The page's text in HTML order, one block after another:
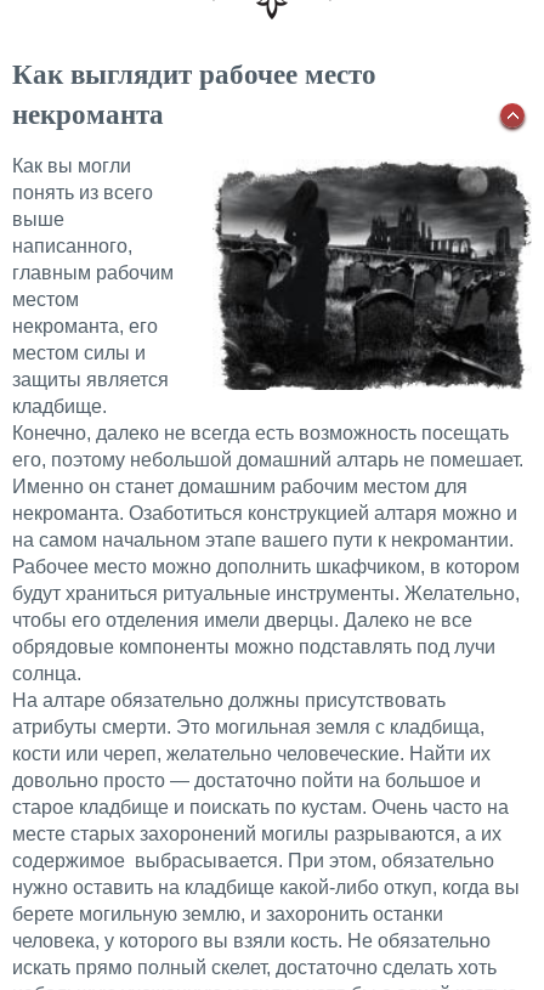
Как выглядит рабочее место
некроманта
Как вы могли
понять из всего
выше
написанного,
главным рабочим
местом
некроманта, его
местом силы и
защиты является
кладбище.
Конечно, далеко не всегда есть возможность посещать
его, поэтому небольшой домашний алтарь не помешает.
Именно он станет домашним рабочим местом для
некроманта. Озаботиться конструкцией алтаря можно и
на самом начальном этапе вашего пути к некромантии.
Рабочее место можно дополнить шкафчиком, в котором
будут храниться ритуальные инструменты. Желательно,
чтобы его отделения имели дверцы. Далеко не все
обрядовые компоненты можно подставлять под лучи
солнца.
На алтаре обязательно должны присутствовать
атрибуты смерти. Это могильная земля с кладбища,
кости или череп, желательно человеческие. Найти их
довольно просто — достаточно пойти на большое и
старое кладбище и поискать по кустам. Очень часто на
месте старых захоронений могилы разрываются, а их
содержимое выбрасывается. При этом, обязательно
нужно оставить на кладбище какой-либо откуп, когда вы
берете могильную землю, и захоронить останки
человека, у которого вы взяли кость. Не обязательно
искать прямо полный скелет, достаточно сделать хоть